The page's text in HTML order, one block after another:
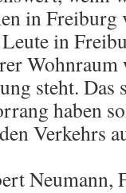
in
in
steht. Das
haben
Verkehrs
Neumann,